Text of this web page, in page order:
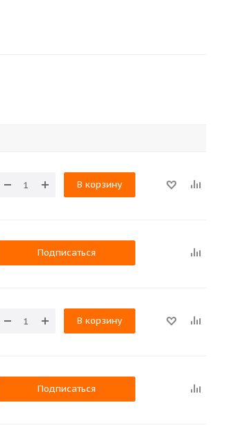
В корзину
Подписаться
В корзину
Подписаться